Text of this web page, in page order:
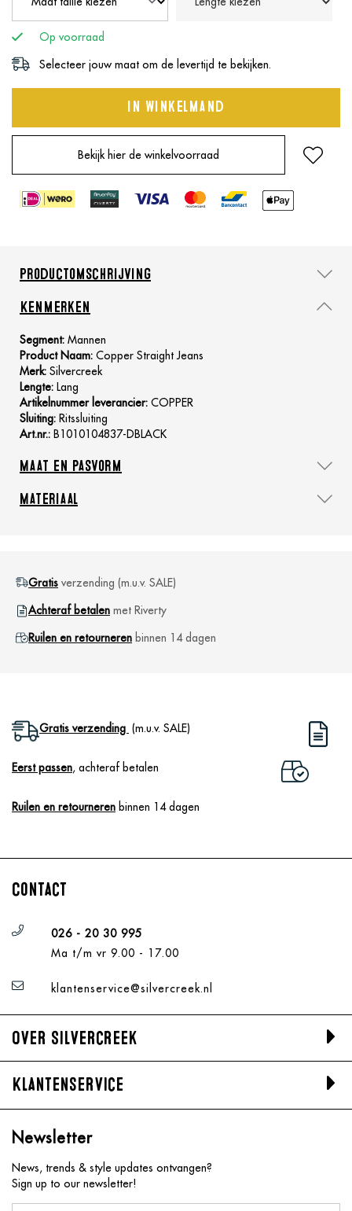
Op voorraad
Selecteer jouw maat om de levertijd te bekijken.
In winkelmand
Bekijk hier de winkelvoorraad
Productomschrijving
Kenmerken
Segment: Mannen
Product Naam: Copper Straight Jeans
Merk: Silvercreek
Lengte: Lang
Artikelnummer leverancier: COPPER
Sluiting: Ritssluiting
Art.nr.: B1010104837-DBLACK
Maat en pasvorm
Materiaal
Gratis verzending (m.u.v. SALE)
Achteraf betalen met Riverty
Ruilen en retourneren binnen 14 dagen
Gratis verzending (m.u.v. SALE)
Eerst passen, achteraf betalen
Ruilen en retourneren binnen 14 dagen
Contact
026 - 20 30 995
Ma t/m vr 9.00 - 17.00
klantenservice@silvercreek.nl
Over Silvercreek
Klantenservice
Newsletter
News, trends & style updates ontvangen?
Sign up to our newsletter!